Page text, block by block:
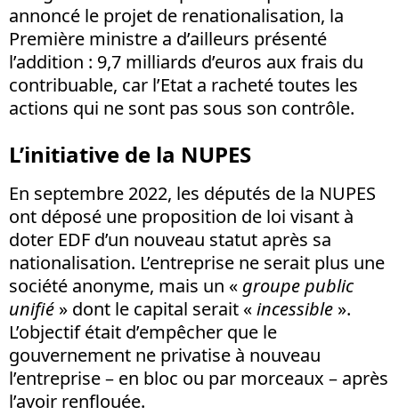
annoncé le projet de renationalisation, la
Première ministre a d’ailleurs présenté
l’addition : 9,7 milliards d’euros aux frais du
contribuable, car l’Etat a racheté toutes les
actions qui ne sont pas sous son contrôle.
L’initiative de la NUPES
En septembre 2022, les députés de la NUPES
ont déposé une proposition de loi visant à
doter EDF d’un nouveau statut après sa
nationalisation. L’entreprise ne serait plus une
société anonyme, mais un « groupe public
unifié » dont le capital serait «incessible ».
L’objectif était d’empêcher que le
gouvernement ne privatise à nouveau
l’entreprise – en bloc ou par morceaux – après
l’avoir renflouée.